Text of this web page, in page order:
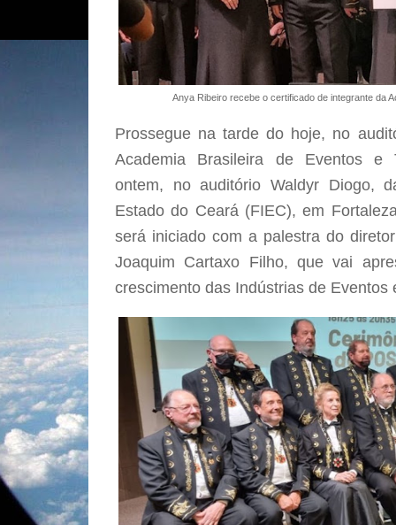
Anya Ribeiro recebe o certificado de integrante da
Prossegue na tarde do hoje, no
Academia Brasileira de Eventos e
ontem, no auditório Waldyr Diogo,
Estado do Ceará (FIEC), em
será iniciado com a palestra do
Joaquim Cartaxo Filho, que vai
crescimento das Indústrias de Eventos